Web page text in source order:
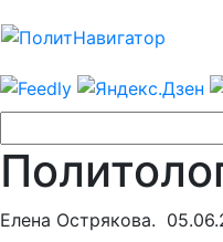
Елена Острякова.